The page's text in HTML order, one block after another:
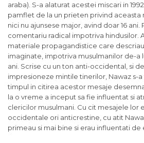
araba). S-a alaturat acestei miscari in
pamflet de la un prieten privind aceasta
nici nu ajunsese major, avind doar 16 ani.
comentariu radical impotriva hindusilor.
materiale propagandistice care
imaginate, impotriva musulmanilor de-a
ani. Scrise cu un ton anti-occidental, si
impresioneze mintile tinerilor, Nawaz s-
timpul in citirea acestor mesaje
la o vreme a inceput sa fie influentat si
clericilor musulmani. Cu cit mesajele lor
occidentale ori anticrestine, cu atit
primeau si mai bine si erau influentati de